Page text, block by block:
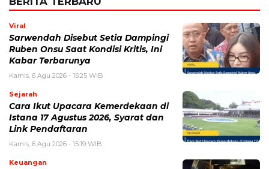
Viral
Sarwendah Disebut Setia Dampingi
Ruben Onsu Saat Kondisi Kritis, Ini
Kabar Terbarunya
Kamis, 6 Agu 2026 - 15:25 WIB
Sejarah
Cara Ikut Upacara Kemerdekaan di
Istana 17 Agustus 2026, Syarat dan
Link Pendaftaran
Kamis, 6 Agu 2026 - 15:19 WIB
Keuangan